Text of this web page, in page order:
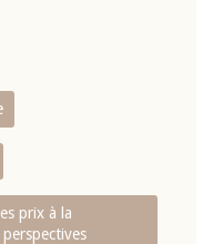
prix à la